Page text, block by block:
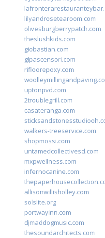
lilyandrosetearoom.com
olivesburgberrypatch.com
theslushkids.com
giobastian.com
glpascensori.com
rifloorepoxy.com
uptonpvd.com
2troublegrill.com
casateranga.com
walkers-treeservice.com
shopmossi.com
untamedcollectivesd.com
mxpwellness.com
infernocanine.com
allisonwillisholley.com
solslite.org
portwayinn.com
djmaddogmusic.com
thesoundarchitects.com